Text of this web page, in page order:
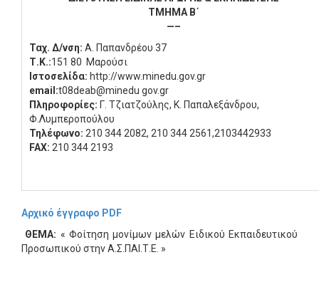
ΤΜΗΜΑ Β΄
—–
Ταχ. Δ/νση: Α. Παπανδρέου 37
Τ.Κ.:151 80 Μαρούσι
Ιστοσελίδα: http://www.minedu.gov.gr
email :t08deab@minedu gov.gr
Πληροφορίες: Γ. Τζιατζούλης, Κ. Παπαλεξάνδρου,
Φ.Λυμπεροπούλου
Τηλέφωνο: 210 344 2082, 210 344 2561,2103442933
FAX: 210 344 2193
Αρχικό έγγραφο PDF
ΘΕΜΑ: « Φοίτηση μονίμων μελών Ειδικού Εκπαιδευτικού
Προσωπικού στην Α.Σ.ΠΑΙ.Τ.Ε. »